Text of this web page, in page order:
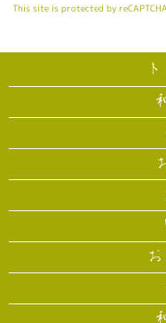
This site is protected by